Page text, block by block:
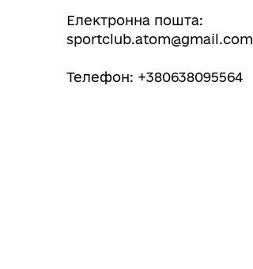
Електронна пошта:
sportclub.atom@gmail.com
Телефон: +380638095564